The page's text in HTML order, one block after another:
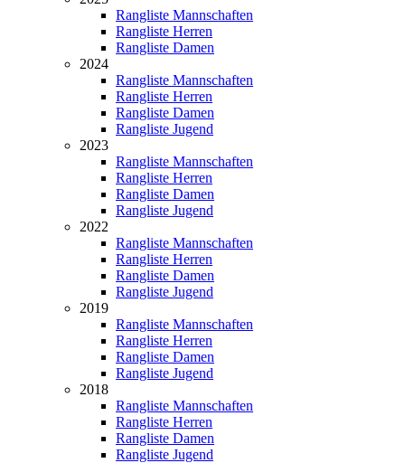
Rangliste Mannschaften
Rangliste Herren
Rangliste Damen
2024
Rangliste Mannschaften
Rangliste Herren
Rangliste Damen
Rangliste Jugend
2023
Rangliste Mannschaften
Rangliste Herren
Rangliste Damen
Rangliste Jugend
2022
Rangliste Mannschaften
Rangliste Herren
Rangliste Damen
Rangliste Jugend
2019
Rangliste Mannschaften
Rangliste Herren
Rangliste Damen
Rangliste Jugend
2018
Rangliste Mannschaften
Rangliste Herren
Rangliste Damen
Rangliste Jugend